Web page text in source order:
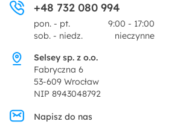
Dekoracje i akcesoria
Promocje
Zwroty
Pytania i odpowiedzi
Centrum prasowe
Regulamin
Polityka prywatności
+48 732 080 994
pon. - pt.
9:00 - 17:00
sob. - niedz.
nieczynne
Selsey sp. z o.o.
Fabryczna 6
53-609 Wrocław
NIP 8943048792
Napisz do nas